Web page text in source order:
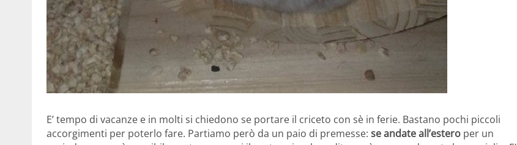
E’ tempo di vacanze e in molti si chiedono se portare il criceto con sè in ferie. Bastano pochi piccoli
accorgimenti per poterlo fare. Partiamo però da un paio di premesse: se andate all’estero per un